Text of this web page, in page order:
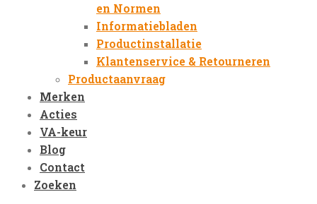
en Normen
Informatiebladen
Productinstallatie
Klantenservice & Retourneren
Productaanvraag
Merken
Acties
VA-keur
Blog
Contact
Zoeken